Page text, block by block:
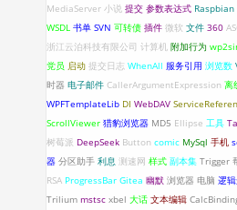
MediaServer 小说 提交 参数表达式 Raspbian
WSDL 书单 SVN 可转债 插件 微软 文件 360
浙江云泊科技有限公司 计算机 附加行为
党员 启动 提交日志 WhenAll 服务引用 浏览数
时器 电子邮件 CallerArgumentExpression 离
WPFTemplateLib DI WebDAV
ScrollViewer 猎豹浏览器 MD5 Ellipse 工具
树莓派 DeepSeek Button comic MySql 手机
器 分区助手 利息 测速网 样式 副本集 Trigger
RSA ProgressBar Gitea 幽默 浏览器 电脑 逻
Trilium mstsc xbel 大话 文本编辑